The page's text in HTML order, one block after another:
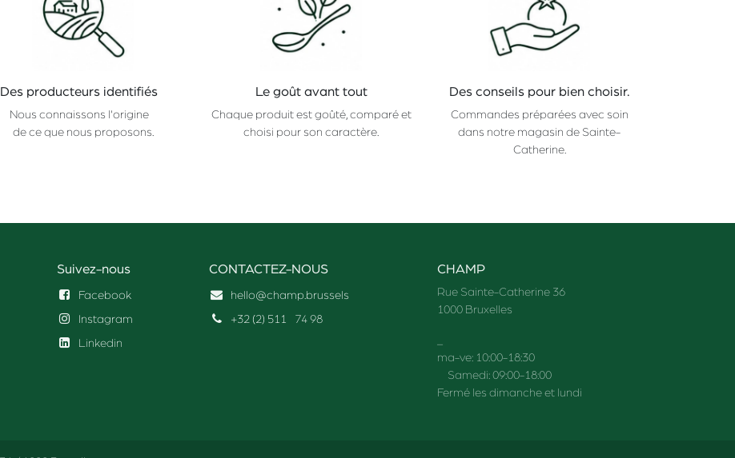
Des producteurs identifiés
Nous connaissons l'origine
de ce que nous proposons.
Le goût avant tout
Chaque produit est goûté, comparé et
choisi pour son caractère.
Des conseils pour bien choisir.
Commandes préparées avec soin
dans notre magasin de Sainte-
Catherine.
Suivez-nous
Facebook
Instagram
Linkedin
CONTACTEZ-NOUS
hello@champ.brussels
+32 (2) 511
74 98
CHAMP
Rue Sainte-Catherine 36
1000 Bruxelles
ma-ve: 10:00-18:30
Samedi: 09:00-18:00
Fermé les dimanche et lundi